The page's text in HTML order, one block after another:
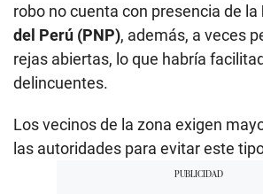
robo no cuenta con presencia de la
del Perú (PNP), además, a veces
rejas abiertas, lo que habría
delincuentes.
Los vecinos de la zona exigen
las autoridades para evitar este